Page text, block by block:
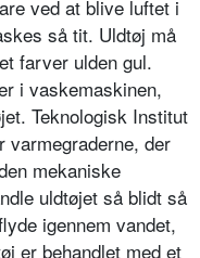
ved at blive luftet i
så tit. Uldtøj må
farver ulden gul.
i vaskemaskinen,
Teknologisk Institut
varmegraderne, der
mekaniske
uldtøjet så blidt så
igennem vandet,
er behandlet med et